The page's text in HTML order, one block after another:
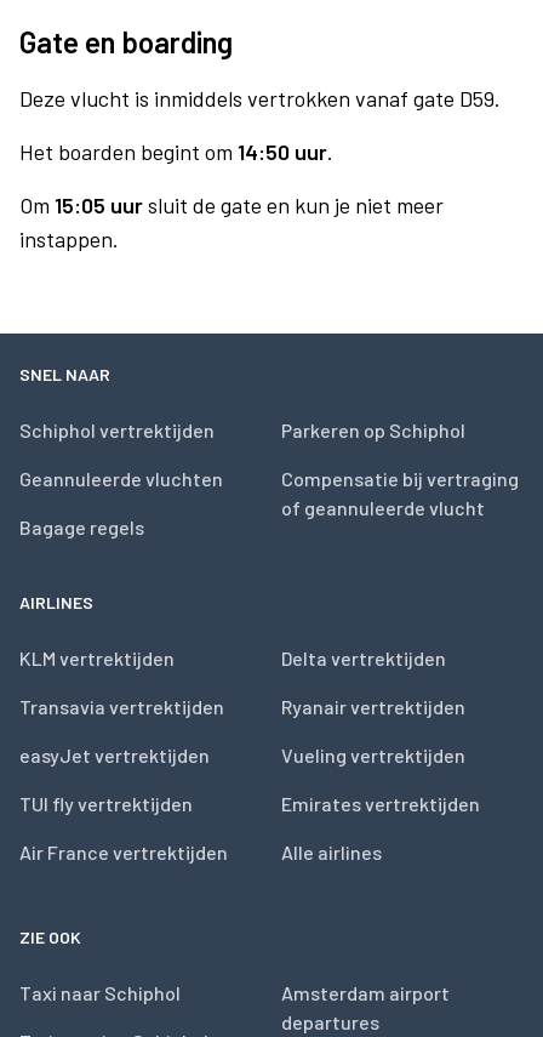
Gate en boarding
Deze vlucht is inmiddels vertrokken vanaf gate D59.
Het boarden begint om 14:50 uur.
Om 15:05 uursluit de gate en kun je niet meer
instappen.
SNEL NAAR
Schiphol vertrektijden
Geannuleerde vluchten
Bagage regels
Parkeren op Schiphol
Compensatie bij vertraging
of geannuleerde vlucht
AIRLINES
KLM vertrektijden
Transavia vertrektijden
easyJet vertrektijden
TUI fly vertrektijden
Air France vertrektijden
Delta vertrektijden
Ryanair vertrektijden
Vueling vertrektijden
Emirates vertrektijden
Alle airlines
ZIE OOK
Taxi naar Schiphol
Amsterdam airport
departures